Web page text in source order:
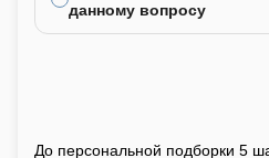
данному вопросу
До персональной подборки 5